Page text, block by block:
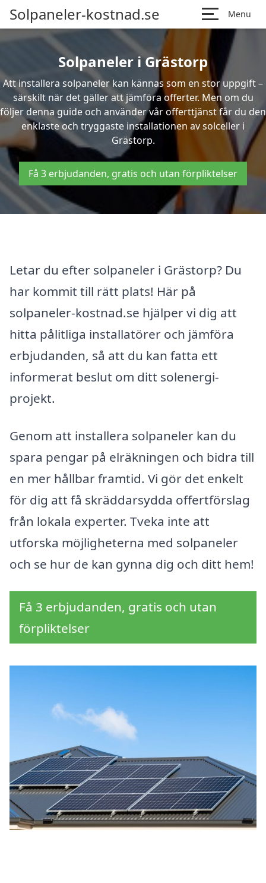
Solpaneler-kostnad.se Menu
Solpaneler i Grästorp
Att installera solpaneler kan kännas som en stor uppgift –
särskilt när det gäller att jämföra offerter. Men om du
följer denna guide och använder vår offerttjänst får du den
enklaste och tryggaste installationen av solceller i
Grästorp.
Få 3 erbjudanden, gratis och utan förpliktelser
Letar du efter solpaneler i Grästorp? Du
har kommit till rätt plats! Här på
solpaneler-kostnad.se hjälper vi dig att
hitta pålitliga installatörer och jämföra
erbjudanden, så att du kan fatta ett
informerat beslut om ditt solenergi-
projekt.
Genom att installera solpaneler kan du
spara pengar på elräkningen och bidra till
en mer hållbar framtid. Vi gör det enkelt
för dig att få skräddarsydda offertförslag
från lokala experter. Tveka inte att
utforska möjligheterna med solpaneler
och se hur de kan gynna dig och ditt hem!
Få 3 erbjudanden, gratis och utan
förpliktelser